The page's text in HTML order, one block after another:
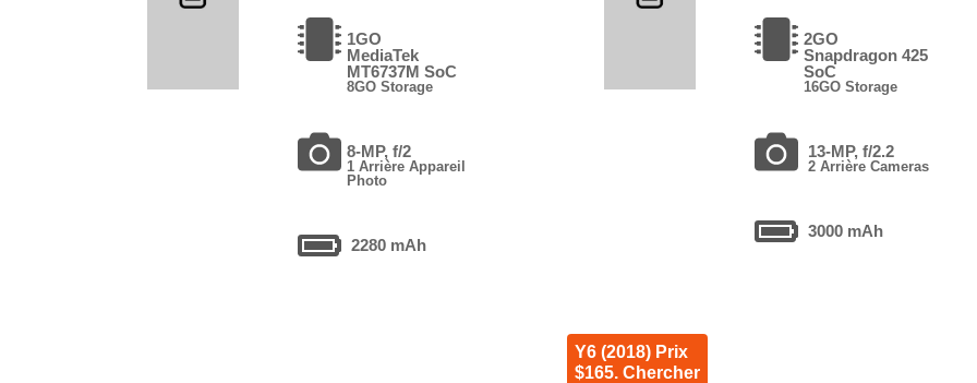
1GO
MediaTek
MT6737M SoC
8GO Storage
8-MP, f/2
1 Arrière Appareil
Photo
2280 mAh
2GO
Snapdragon 425
SoC
16GO Storage
13-MP, f/2.2
2 Arrière Cameras
3000 mAh
Y6 (2018) Prix
$165. Chercher